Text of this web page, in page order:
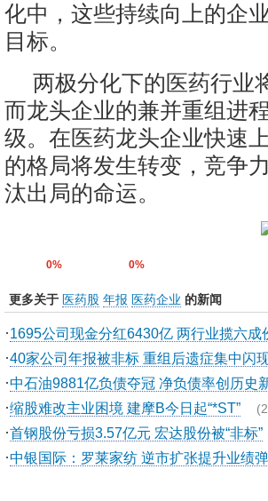
化中，这些持续向上的企
目标。
两极分化下的医药行业
而龙头企业的兼并重组进
级。在医药龙头企业快速
的格局将发生转变，竞争
汰出局的命运。
0% 0%
更多关于 医药股 年报 医药企业 的新闻
·1695公司现金分红6430亿 两行业揽六成
·40家公司年报被非标 重组后遗症集中闪
·中石油9881亿负债夺冠 净负债率创历史
·缩股难改主业困境 建摩B今日起“*ST”
·首钢股份亏损3.57亿元 宏达股份被“非标”
·中银国际：罗莱家纺 逆市扩张提升业绩